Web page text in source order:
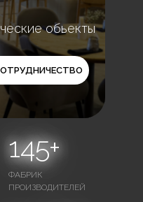
145+
ФАБРИК
ПРОИЗВОДИТЕЛЕЙ
обьекты